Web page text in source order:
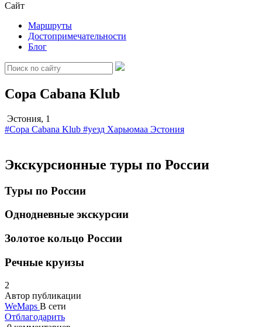
Сайт
Маршруты
Достопримечательности
Блог
Copa Cabana Klub
Эстония, 1
#Copa Cabana Klub #уезд Харьюмаа Эстония
Экскурсионные туры по России
Туры по России
Однодневные экскурсии
Золотое кольцо России
Речные круизы
2
Автор публикации
WeMaps В сети
Отблагодарить